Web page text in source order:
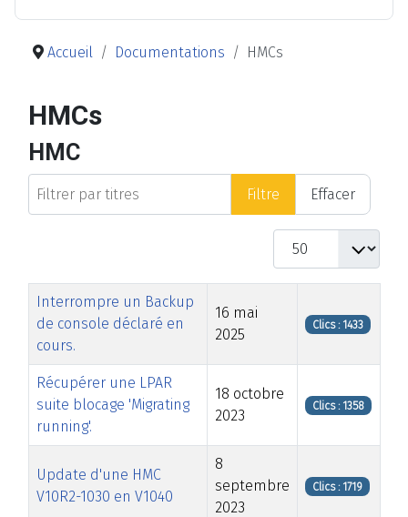
Accueil Documentations HMCs
HMCs
HMC
Filtrer par titres
Filtre Effacer
Afficher #
Titre Date de modification
Interrompre un Backup
de console déclaré en
cours.
16 mai
2025
Clics : 1433
Récupérer une LPAR
suite blocage 'Migrating
running'.
18 octobre
2023
Clics : 1358
Update d'une HMC
V10R2-1030 en V1040
8
septembre
2023
Clics : 1719